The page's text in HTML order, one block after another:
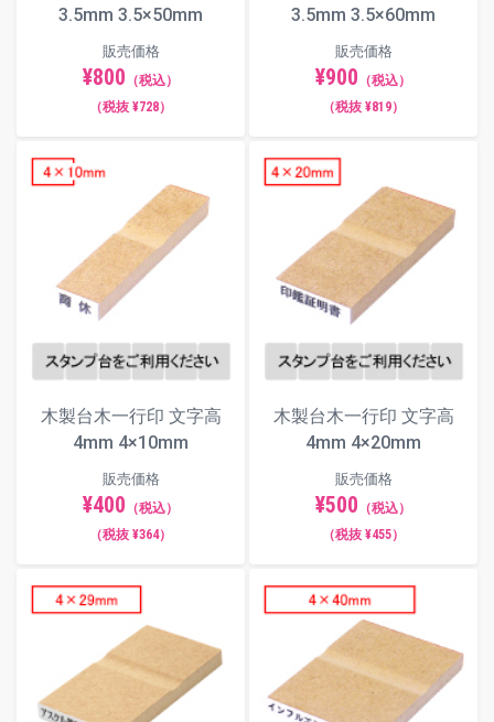
3.5mm 3.5×50mm
販売価格
¥800 （税込）
（税抜 ¥728）
3.5mm 3.5×60mm
販売価格
¥900 （税込）
（税抜 ¥819）
木製台木一行印 文字高
4mm 4×10mm
販売価格
¥400 （税込）
（税抜 ¥364）
木製台木一行印 文字高
4mm 4×20mm
販売価格
¥500 （税込）
（税抜 ¥455）